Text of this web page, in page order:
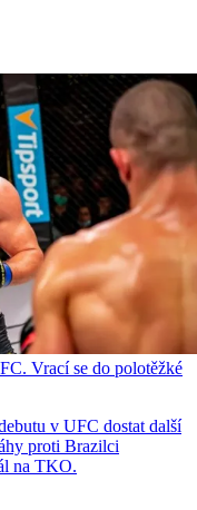
Vrací se do polotěžké
v UFC dostat další
proti Brazilci
na TKO.